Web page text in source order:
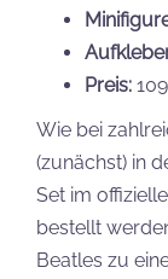
Preis:
Wie bei
(zunächst) in
Set im
bestellt
Beatles zu